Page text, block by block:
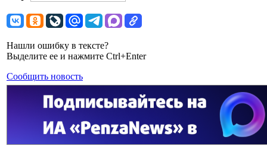
Нашли ошибку в тексте?
Выделите ее и нажмите Ctrl+Enter
Сообщить новость